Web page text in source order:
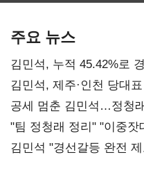
주요 뉴스
김민석, 누적 45.42%로
0.86%p(2보)
김민석, 제주·인천 당대
공세 멈춘 김민석…정청
"팀 정청래 정리" "이중
다툼 격화
김민석 "경선갈등 완전